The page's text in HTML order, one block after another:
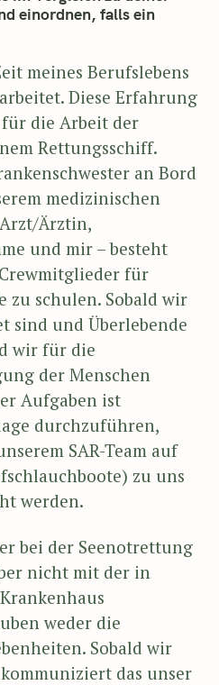
einordnen, falls ein
meines Berufslebens
Diese Erfahrung
die Arbeit der
Rettungsschiff.
an Bord
medizinischen
Ärztin,
und mir – besteht
für
zu schulen. Sobald wir
sind und Überlebende
wir für die
der Menschen
Aufgaben ist
durchzuführen,
SAR-Team auf
zu uns
werden.
bei der Seenotrettung
nicht mit der in
weder die
Sobald wir
das unser